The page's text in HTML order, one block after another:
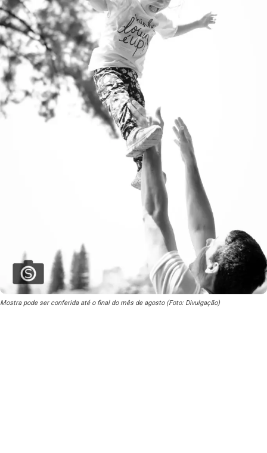
Mostra pode ser conferida até o final do mês de agosto (Foto: Divulgação)